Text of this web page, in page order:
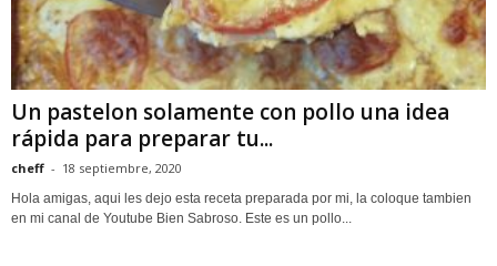
Un pastelon solamente con pollo una idea
rápida para preparar tu...
cheff - 18 septiembre, 2020
Hola amigas, aqui les dejo esta receta preparada por mi, la coloque tambien
en mi canal de Youtube Bien Sabroso. Este es un pollo...